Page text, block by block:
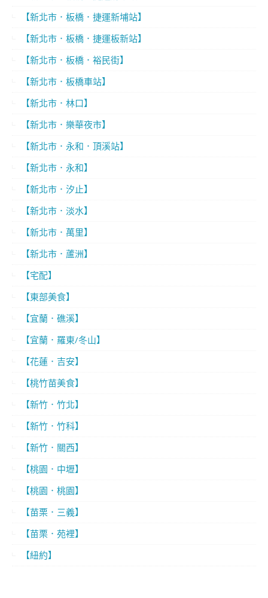
【新北市．板橋．捷運新埔站】
【新北市．板橋．捷運板新站】
【新北市．板橋．裕民街】
【新北市．板橋車站】
【新北市．林口】
【新北市．樂華夜市】
【新北市．永和．頂溪站】
【新北市．永和】
【新北市．汐止】
【新北市．淡水】
【新北市．萬里】
【新北市．蘆洲】
【宅配】
【東部美食】
【宜蘭．礁溪】
【宜蘭．羅東/冬山】
【花蓮．吉安】
【桃竹苗美食】
【新竹．竹北】
【新竹．竹科】
【新竹．關西】
【桃園．中壢】
【桃園．桃園】
【苗栗．三義】
【苗栗．苑裡】
【紐約】